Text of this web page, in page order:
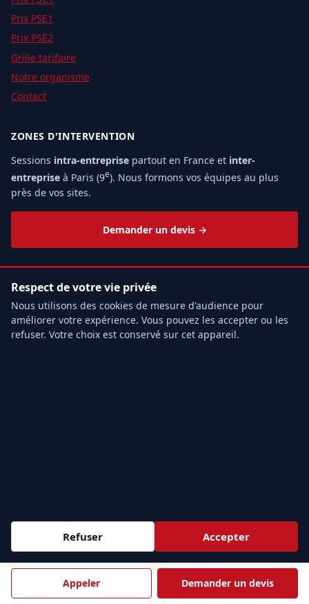
Appeler Demander un devis
Prix PSE1
Prix PSE2
Grille tarifaire
Notre organisme
Contact
ZONES D'INTERVENTION
Sessions intra-entreprise partout en France et inter-
entreprise à Paris (9e). Nous formons vos équipes au plus
près de vos sites.
Demander un devis →
ÎLE-DE-FRANCE & PARIS
PARIS 75 HAUTS-DE-SEINE 92
Aulnay-sous-Bois
Noisy-le-Grand
Montreuil
Le Bourget
Ivry-sur-Seine
Vitry-sur-Seine
Champigny-sur-Marne
VAL-D'OISE 95
Respect de votre vie privée
Nous utilisons des cookies de mesure d'audience pour
améliorer votre expérience. Vous pouvez les accepter ou les
refuser. Votre choix est conservé sur cet appareil.
Refuser Accepter